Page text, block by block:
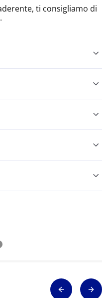
ti consigliamo di